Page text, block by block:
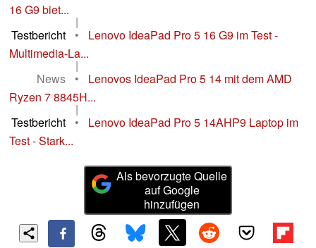
16 G9 biet...
|
Testbericht
•
Lenovo IdeaPad Pro 5 16 G9 im Test -
Multimedia-La...
|
News
•
Lenovos IdeaPad Pro 5 14 mit dem AMD
Ryzen 7 8845H...
|
Testbericht
•
Lenovo IdeaPad Pro 5 14AHP9 Laptop im
Test - Stark...
Als bevorzugte Quelle
auf Google
hinzufügen